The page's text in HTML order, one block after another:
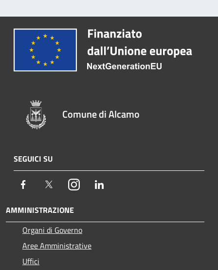
Comune di Alcamo
SEGUICI SU
Facebook TwitterInstagram
AMMINISTRAZIONE
Organi di Governo
Aree Amministrative
Uffici